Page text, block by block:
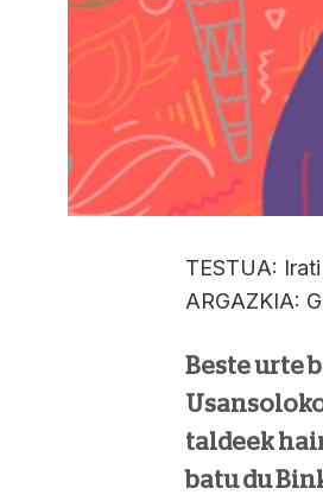
TESTUA:
ARGAZKIA:
Beste urte
taldeek
batu du